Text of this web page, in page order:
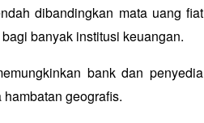
dibandingkan mata uang fiat
banyak institusi keuangan.
bank dan penyedia
geografis.